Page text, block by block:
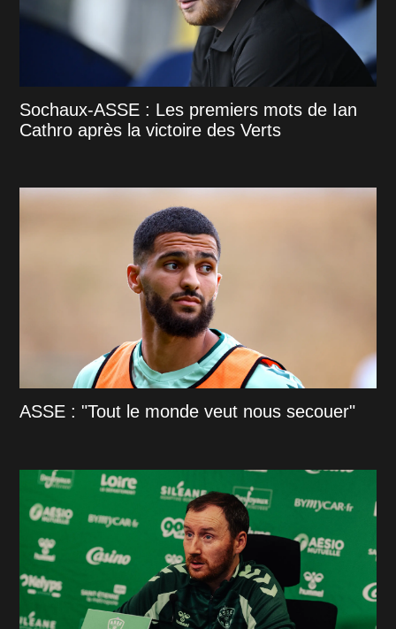
Sochaux-ASSE : Les premiers mots de Ian
Cathro après la victoire des Verts
ASSE : "Tout le monde veut nous secouer"